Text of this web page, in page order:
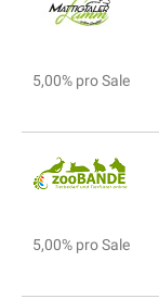
5,00% pro Sale
5,00% pro Sale